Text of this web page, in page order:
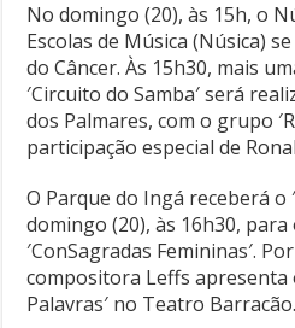
No domingo (20), às 15h, o
Escolas de Música (Núsica)
do Câncer. Às 15h30, mais
′Circuito do Samba′ será
dos Palmares, com o grupo
participação especial de
O Parque do Ingá receberá o
domingo (20), às 16h30,
′ConSagradas Femininas′.
compositora Leffs apresenta
Palavras′ no Teatro Barracão.